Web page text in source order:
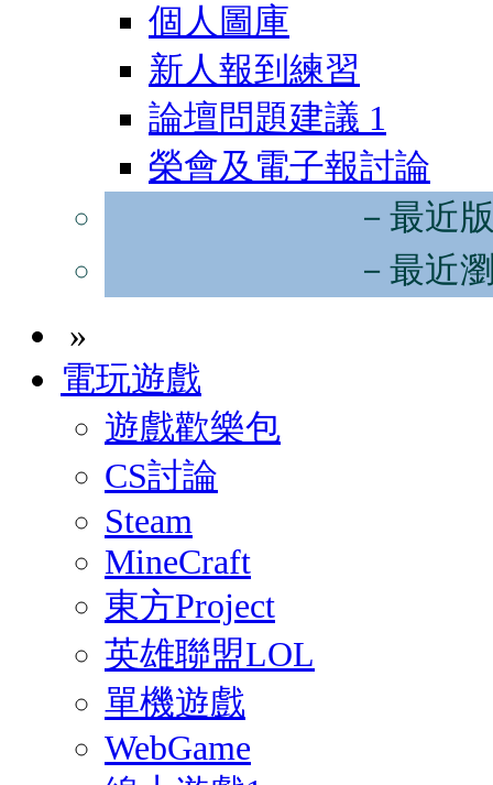
個人圖庫
新人報到練習
論壇問題建議 1
榮會及電子報討論
－最近
－最近
»
電玩遊戲
遊戲歡樂包
CS討論
Steam
MineCraft
東方Project
英雄聯盟LOL
單機遊戲
WebGame